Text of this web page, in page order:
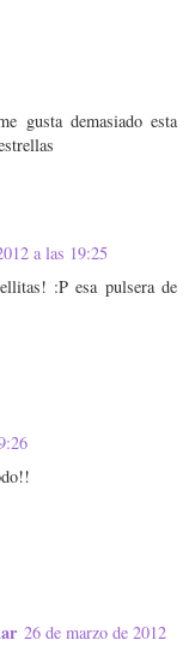
gusta demasiado esta
a las 19:25
:P esa pulsera de
26 de marzo de 2012